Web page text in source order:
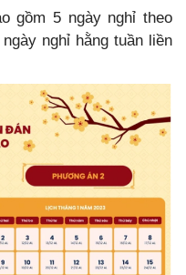
gồm 5 ngày nghỉ theo
nghỉ hằng tuần liền